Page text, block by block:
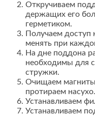
Откручиваем
держащих его
герметиком.
Получаем
менять при
На дне поддона
необходимы для
стружки.
Очищаем
протираем насухо.
Устанавливаем
Устанавливаем